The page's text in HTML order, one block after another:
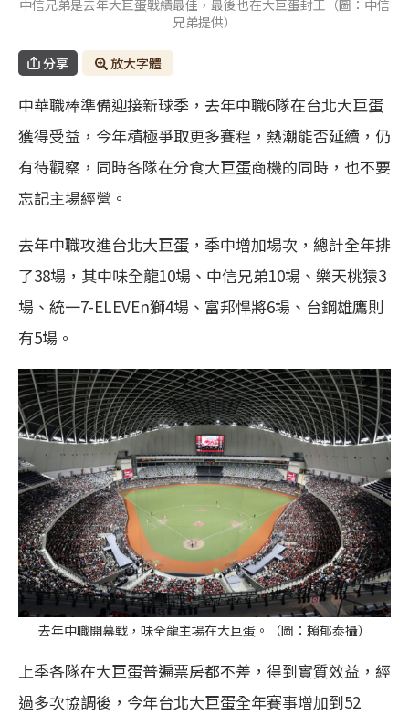
中信兄弟是去年大巨蛋戰績最佳，最後也在大巨蛋封王（圖：中信
兄弟提供）
分享 放大字體
中華職棒準備迎接新球季，去年中職6隊在台北大巨蛋
獲得受益，今年積極爭取更多賽程，熱潮能否延續，仍
有待觀察，同時各隊在分食大巨蛋商機的同時，也不要
忘記主場經營。
去年中職攻進台北大巨蛋，季中增加場次，總計全年排
了38場，其中味全龍10場、中信兄弟10場、樂天桃猿3
場、統一7-ELEVEn獅4場、富邦悍將6場、台鋼雄鷹則
有5場。
去年中職開幕戰，味全龍主場在大巨蛋。（圖：賴郁泰攝）
上季各隊在大巨蛋普遍票房都不差，得到實質效益，經
過多次協調後，今年台北大巨蛋全年賽事增加到52